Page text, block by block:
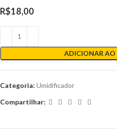
R$18,00
ADICIONAR AO
Categoria: Umidificador
Compartilhar: